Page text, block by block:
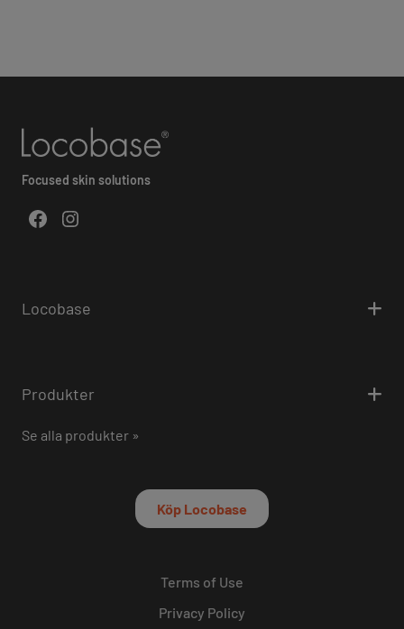
Focused skin solutions
Facebook
Instagram
Locobase
Produkter
Se alla produkter »
Köp Locobase
Terms of Use
Privacy Policy